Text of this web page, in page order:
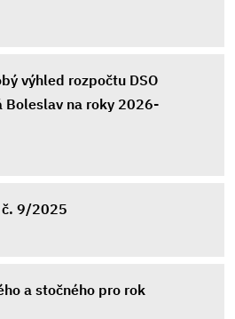
výhled rozpočtu DSO
Boleslav na roky 2026-
č. 9/2025
a stočného pro rok